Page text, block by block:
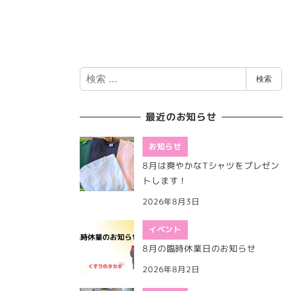
検
索
検索
最近のお知らせ
お知らせ
8月は爽やかなTシャツをプレゼン
トします！
2026年8月3日
イベント
8月の臨時休業日のお知らせ
2026年8月2日